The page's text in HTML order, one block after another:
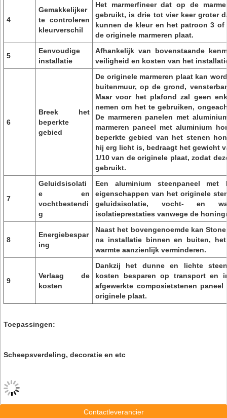
4
Gemakkelijker
te controleren
kleurverschil
Het marmerfineer dat op de
gebruikt, is drie tot vier keer groter
kunnen de kleur en het patroon 3 of
de originele marmeren plaat.
5
Eenvoudige
installatie
Afhankelijk van bovenstaande
veiligheid en kosten van het
6
Breek het
beperkte
gebied
De originele marmeren plaat kan
buitenmuur, op de grond,
Maar voor het plafond zal geen
nemen om het te gebruiken,
De marmeren panelen met
marmeren paneel met aluminium
beperkte gebied van het stenen
hij erg licht is, bedraagt ​​het gewicht
1/10 van de originele plaat, zodat
gebruikt.
7
Geluidsisolati
e en
vochtbestendi
g
Een aluminium steenpaneel met
eigenschappen van het originele
geluidsisolatie, vocht- en
isolatieprestaties vanwege de
8
Energiebespar
ing
Naast het bovengenoemde kan
na installatie binnen en buiten,
warmte aanzienlijk verminderen.
9
Verlaag de
kosten
Dankzij het dunne en lichte
kosten besparen op transport en
afgewerkte composietstenen
originele plaat.
Toepassingen:
Scheepsverdeling, decoratie en etc
Contactleverancier